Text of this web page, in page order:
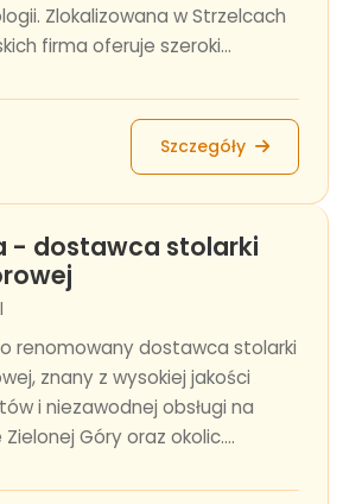
Zlokalizowana w Strzelcach
firma oferuje szeroki...
Szczegóły
- dostawca stolarki
renomowany dostawca stolarki
znany z wysokiej jakości
i niezawodnej obsługi na
Góry oraz okolic....